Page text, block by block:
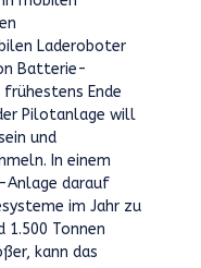
Laderoboter
Batterie-
Ende
Pilotanlage will
und
In einem
darauf
im Jahr zu
1.500 Tonnen
kann das